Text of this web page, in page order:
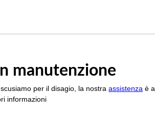
manutenzione
per il disagio, la nostraassistenza è a
informazioni